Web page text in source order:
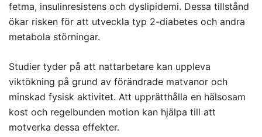
fetma, insulinresistens och dyslipidemi. Dessa tillstånd
ökar risken för att utveckla typ 2-diabetes och andra
metabola störningar.
Studier tyder på att nattarbetare kan uppleva
viktökning på grund av förändrade matvanor och
minskad fysisk aktivitet. Att upprätthålla en hälsosam
kost och regelbunden motion kan hjälpa till att
motverka dessa effekter.